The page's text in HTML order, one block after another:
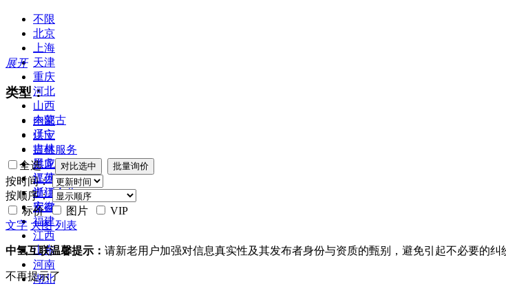
不限
北京
上海
天津
重庆
河北
山西
内蒙古
辽宁
吉林
黑龙江
江苏
浙江
安徽
福建
江西
山东
河南
湖北
展开
类型：
全部
供应
提供服务
供应二手
提供加工
提供合作
库存
全选
按时间：
按顺序：
标价
图片
VIP
文字 大图 列表
中氢互联温馨提示： 请新老用户加强对信息真实性及其发布者身份与资质的甄别，避免引起不必要的纠
不再提示了